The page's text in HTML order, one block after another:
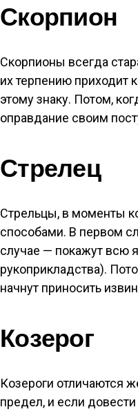
Скорпион
Скорпионы всегда
их терпению приходит
этому знаку. Потом,
оправдание своим
Стрелец
Стрельцы, в моменты
способами. В первом
случае — покажут всю
рукоприкладства).
начнут приносить
Козерог
Козероги отличаются
предел, и если